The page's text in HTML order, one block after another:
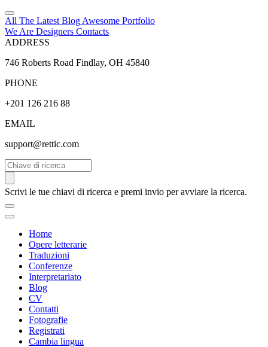
All The Latest Blog Awesome Portfolio
We Are Designers Contacts
ADDRESS
746 Roberts Road Findlay, OH 45840
PHONE
+201 126 216 88
EMAIL
support@rettic.com
Cerca
Scrivi le tue chiavi di ricerca e premi invio per avviare la ricerca.
Home
Opere letterarie
Traduzioni
Conferenze
Interpretariato
Blog
CV
Contatti
Fotografie
Registrati
Cambia lingua